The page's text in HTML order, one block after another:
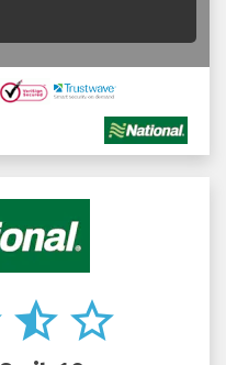
star_half star_border